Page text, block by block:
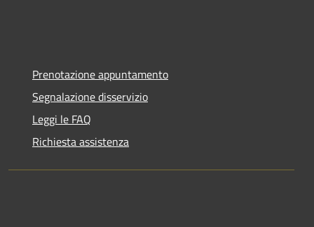
Prenotazione appuntamento
Segnalazione disservizio
Leggi le FAQ
Richiesta assistenza